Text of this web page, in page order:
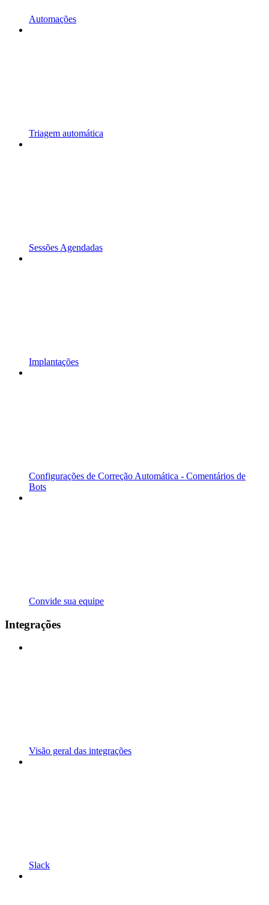
Automações
Triagem automática
Sessões Agendadas
Implantações
Configurações de Correção Automática - Comentários de
Bots
Convide sua equipe
Integrações
Visão geral das integrações
Slack